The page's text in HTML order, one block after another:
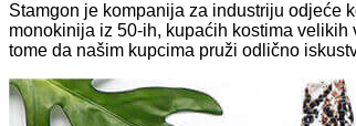
Stamgon je kompanija za industriju odjeće
monokinija iz 50-ih, kupaćih kostima
tome da našim kupcima pruži odlično